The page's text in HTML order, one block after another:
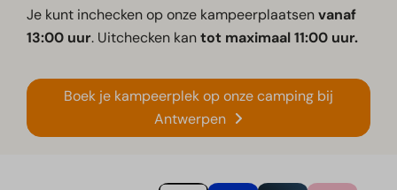
Je kunt inchecken op onze kampeerplaatsenvanaf
13:00 uur. Uitchecken kantot maximaal 11:00 uur.
Boek je kampeerplek op onze camping bij
Antwerpen